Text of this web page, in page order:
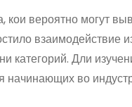
кои вероятно
взаимодействие
Дли
начинающих во